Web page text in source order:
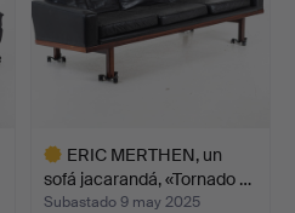
ERIC MERTHEN, un
sofá jacarandá, «Tornado …
Subastado 9 may 2025